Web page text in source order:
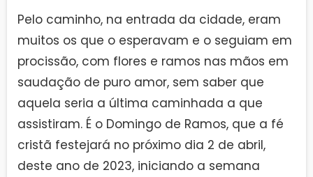
Pelo caminho, na entrada da cidade, eram
muitos os que o esperavam e o seguiam em
procissão, com flores e ramos nas mãos em
saudação de puro amor, sem saber que
aquela seria a última caminhada a que
assistiram. É o Domingo de Ramos, que a fé
cristã festejará no próximo dia 2 de abril,
deste ano de 2023, iniciando a semana